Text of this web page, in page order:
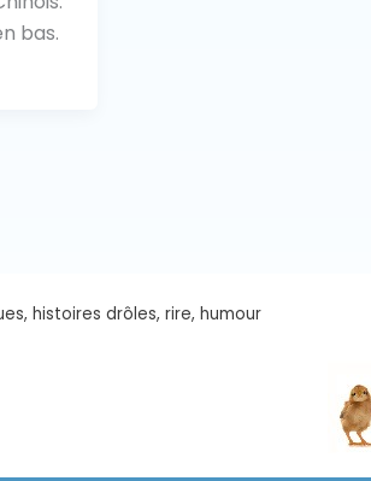
bas.
histoires drôles, rire, humour